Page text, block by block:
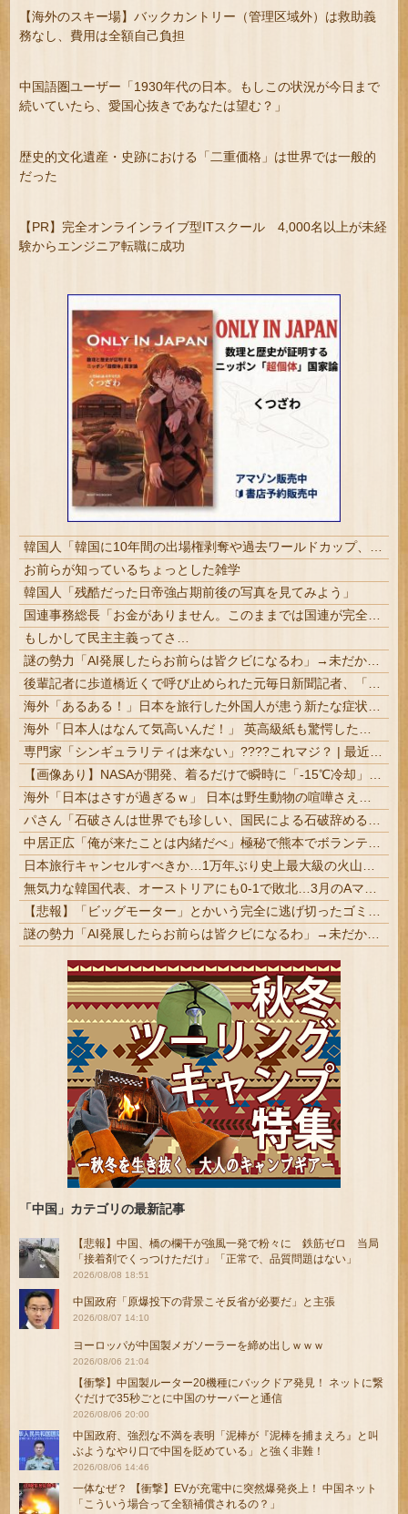
【海外のスキー場】バックカントリー（管理区域外）は救助義
務なし、費用は全額自己負担
中国語圏ユーザー「1930年代の日本。もしこの状況が今日まで
続いていたら、愛国心抜きであなたは望む？」
歴史的文化遺産・史跡における「二重価格」は世界では一般的
だった
【PR】完全オンラインライブ型ITスクール 4,000名以上が未経
験からエンジニア転職に成功
お前らが知っているちょっとした雑学
韓国人「残酷だった日帝強占期前後の写真を見てみよう」
もしかして民主主義ってさ…
「中国」カテゴリの最新記事
【悲報】中国、橋の欄干が強風一発で粉々に 鉄筋ゼロ 当局
「接着剤でくっつけただけ」「正常で、品質問題はない」
2026/08/08 18:51
中国政府「原爆投下の背景こそ反省が必要だ」と主張
2026/08/07 14:10
ヨーロッパが中国製メガソーラーを締め出しｗｗｗ
2026/08/06 21:04
【衝撃】中国製ルーター20機種にバックドア発見！ ネットに繋
ぐだけで35秒ごとに中国のサーバーと通信
2026/08/06 20:00
中国政府、強烈な不満を表明「泥棒が『泥棒を捕まえろ』と叫
ぶようなやり口で中国を貶めている」と強く非難！
2026/08/06 14:46
一体なぜ？ 【衝撃】EVが充電中に突然爆発炎上！ 中国ネット
「こういう場合って全額補償されるの？」